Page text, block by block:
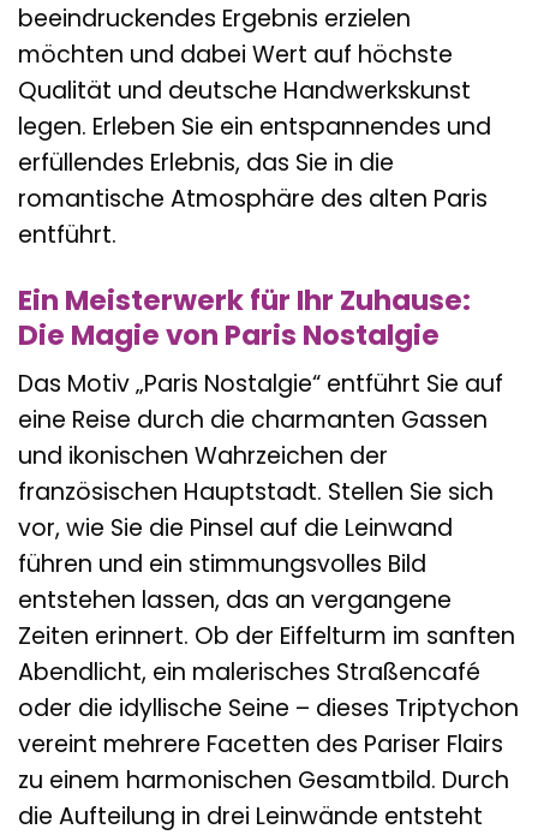
beeindruckendes Ergebnis erzielen
möchten und dabei Wert auf höchste
Qualität und deutsche Handwerkskunst
legen. Erleben Sie ein entspannendes und
erfüllendes Erlebnis, das Sie in die
romantische Atmosphäre des alten Paris
entführt.
Ein Meisterwerk für Ihr Zuhause:
Die Magie von Paris Nostalgie
Das Motiv „Paris Nostalgie“ entführt Sie auf
eine Reise durch die charmanten Gassen
und ikonischen Wahrzeichen der
französischen Hauptstadt. Stellen Sie sich
vor, wie Sie die Pinsel auf die Leinwand
führen und ein stimmungsvolles Bild
entstehen lassen, das an vergangene
Zeiten erinnert. Ob der Eiffelturm im sanften
Abendlicht, ein malerisches Straßencafé
oder die idyllische Seine – dieses Triptychon
vereint mehrere Facetten des Pariser Flairs
zu einem harmonischen Gesamtbild. Durch
die Aufteilung in drei Leinwände entsteht